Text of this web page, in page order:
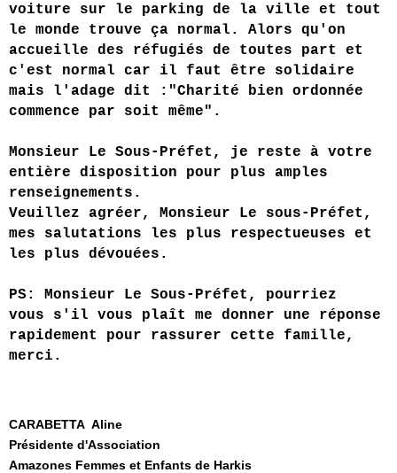
voiture sur le parking de la ville et tout
le monde trouve ça normal. Alors qu'on
accueille des réfugiés de toutes part et
c'est normal car il faut être solidaire
mais l'adage dit :"Charité bien ordonnée
commence par soit même".
Monsieur Le Sous-Préfet, je reste à votre
entière disposition pour plus amples
renseignements.
Veuillez agréer, Monsieur Le sous-Préfet,
mes salutations les plus respectueuses et
les plus dévouées.
PS: Monsieur Le Sous-Préfet, pourriez
vous s'il vous plaît me donner une réponse
rapidement pour rassurer cette famille,
merci.
CARABETTA Aline
Présidente d'Association
Amazones Femmes et Enfants de Harkis